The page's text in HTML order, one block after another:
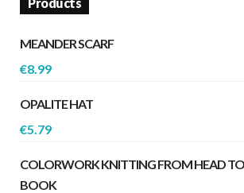
MEANDER SCARF
€8.99
OPALITE HAT
€5.79
COLORWORK KNITTING FROM HEAD
BOOK